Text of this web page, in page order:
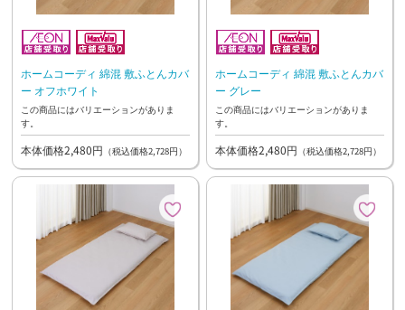
ホームコーディ 綿混 敷ふとんカバ
ー オフホワイト
この商品にはバリエーションがありま
す。
本体価格2,480円 （税込価格2,728円）
ホームコーディ 綿混 敷ふとんカバ
ー グレー
この商品にはバリエーションがありま
す。
本体価格2,480円 （税込価格2,728円）